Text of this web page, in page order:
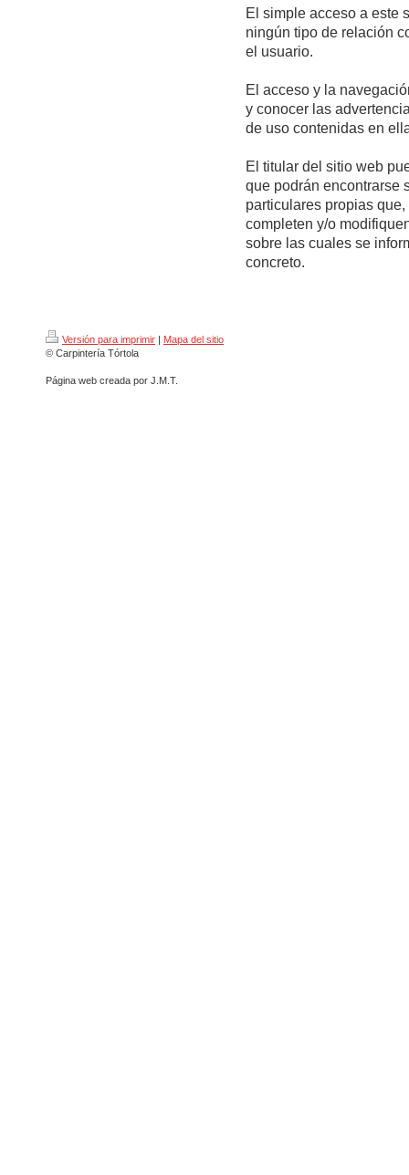
El simple acceso a este
ningún tipo de relación
el usuario.
El acceso y la
y conocer las
de uso contenidas en
El titular del sitio web
que podrán encontrarse
particulares propias
completen y/o
sobre las cuales se
concreto.
Versión para imprimir | Mapa del sitio
© Carpintería Tórtola
Página web creada por J.M.T.